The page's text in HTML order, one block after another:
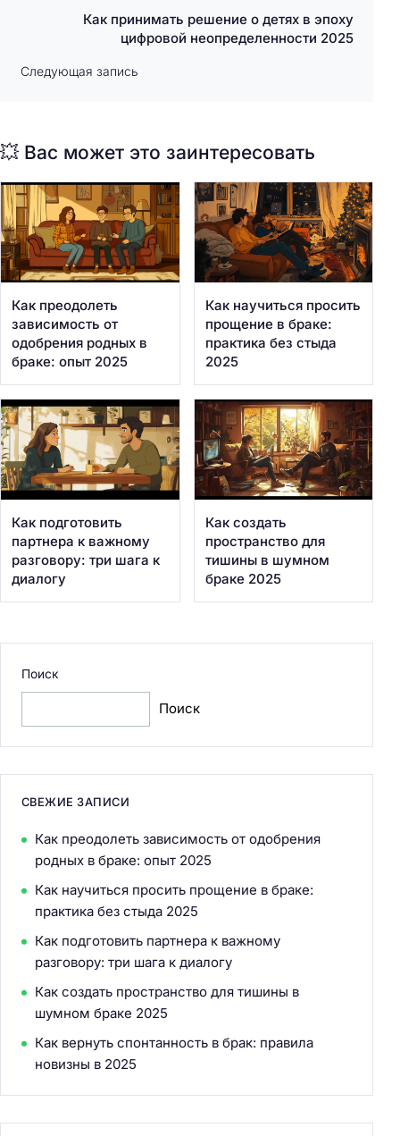
Как принимать решение о детях в эпоху
цифровой неопределенности 2025
Следующая запись
💥 Вас может это заинтересовать
Как преодолеть
зависимость от
одобрения родных в
браке: опыт 2025
Как научиться просить
прощение в браке:
практика без стыда
2025
Как подготовить
партнера к важному
разговору: три шага к
диалогу
Как создать
пространство для
тишины в шумном
браке 2025
Поиск
Поиск
СВЕЖИЕ ЗАПИСИ
Как преодолеть зависимость от одобрения
родных в браке: опыт 2025
Как научиться просить прощение в браке:
практика без стыда 2025
Как подготовить партнера к важному
разговору: три шага к диалогу
Как создать пространство для тишины в
шумном браке 2025
Как вернуть спонтанность в брак: правила
новизны в 2025